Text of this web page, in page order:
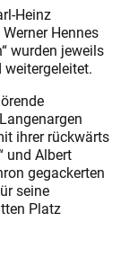
Heinz
Hennes
wurden jeweils
ihrer rückwärts
und Albert
gegackerten
seine
Platz